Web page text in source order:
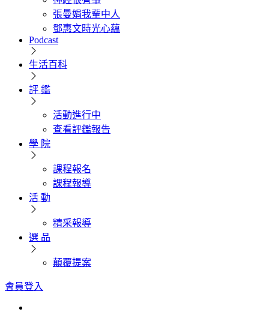
張曼娟我輩中人
鄧惠文時光心蘊
Podcast
生活百科
評 鑑
活動進行中
查看評鑑報告
學 院
課程報名
課程報導
活 動
精采報導
選 品
顛覆提案
會員登入